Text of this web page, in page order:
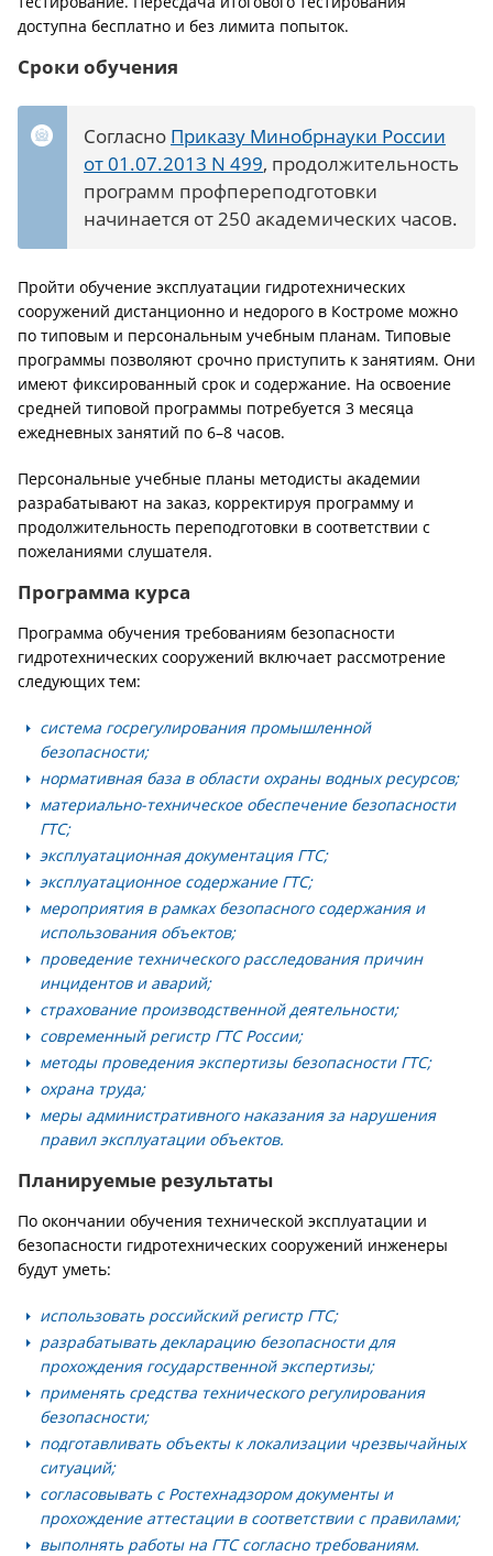
доступна бесплатно и без лимита попыток.
Сроки обучения
Согласно Приказу Минобрнауки России
от 01.07.2013 N 499, продолжительность
программ профпереподготовки
начинается от 250 академических часов.
Пройти обучение эксплуатации гидротехнических
сооружений дистанционно и недорого в Костроме можно
по типовым и персональным учебным планам. Типовые
программы позволяют срочно приступить к занятиям. Они
имеют фиксированный срок и содержание. На освоение
средней типовой программы потребуется 3 месяца
ежедневных занятий по 6–8 часов.
Персональные учебные планы методисты академии
разрабатывают на заказ, корректируя программу и
продолжительность переподготовки в соответствии с
пожеланиями слушателя.
Программа курса
Программа обучения требованиям безопасности
гидротехнических сооружений включает рассмотрение
следующих тем:
система госрегулирования промышленной
безопасности;
нормативная база в области охраны водных ресурсов;
материально-техническое обеспечение безопасности
ГТС;
эксплуатационная документация ГТС;
эксплуатационное содержание ГТС;
мероприятия в рамках безопасного содержания и
использования объектов;
проведение технического расследования причин
инцидентов и аварий;
страхование производственной деятельности;
современный регистр ГТС России;
методы проведения экспертизы безопасности ГТС;
охрана труда;
меры административного наказания за нарушения
правил эксплуатации объектов.
Планируемые результаты
По окончании обучения технической эксплуатации и
безопасности гидротехнических сооружений инженеры
будут уметь:
использовать российский регистр ГТС;
разрабатывать декларацию безопасности для
прохождения государственной экспертизы;
применять средства технического регулирования
безопасности;
подготавливать объекты к локализации чрезвычайных
ситуаций;
согласовывать с Ростехнадзором документы и
прохождение аттестации в соответствии с правилами;
выполнять работы на ГТС согласно требованиям.